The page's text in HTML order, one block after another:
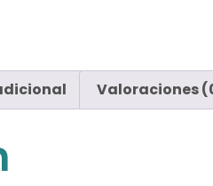
Valoraciones